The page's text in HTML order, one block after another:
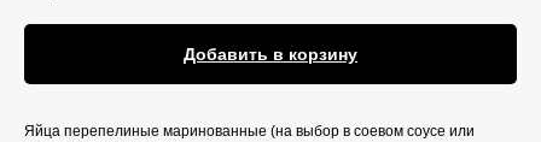
Добавить в корзину
Яйца перепелиные маринованные (на выбор в соевом соусе или